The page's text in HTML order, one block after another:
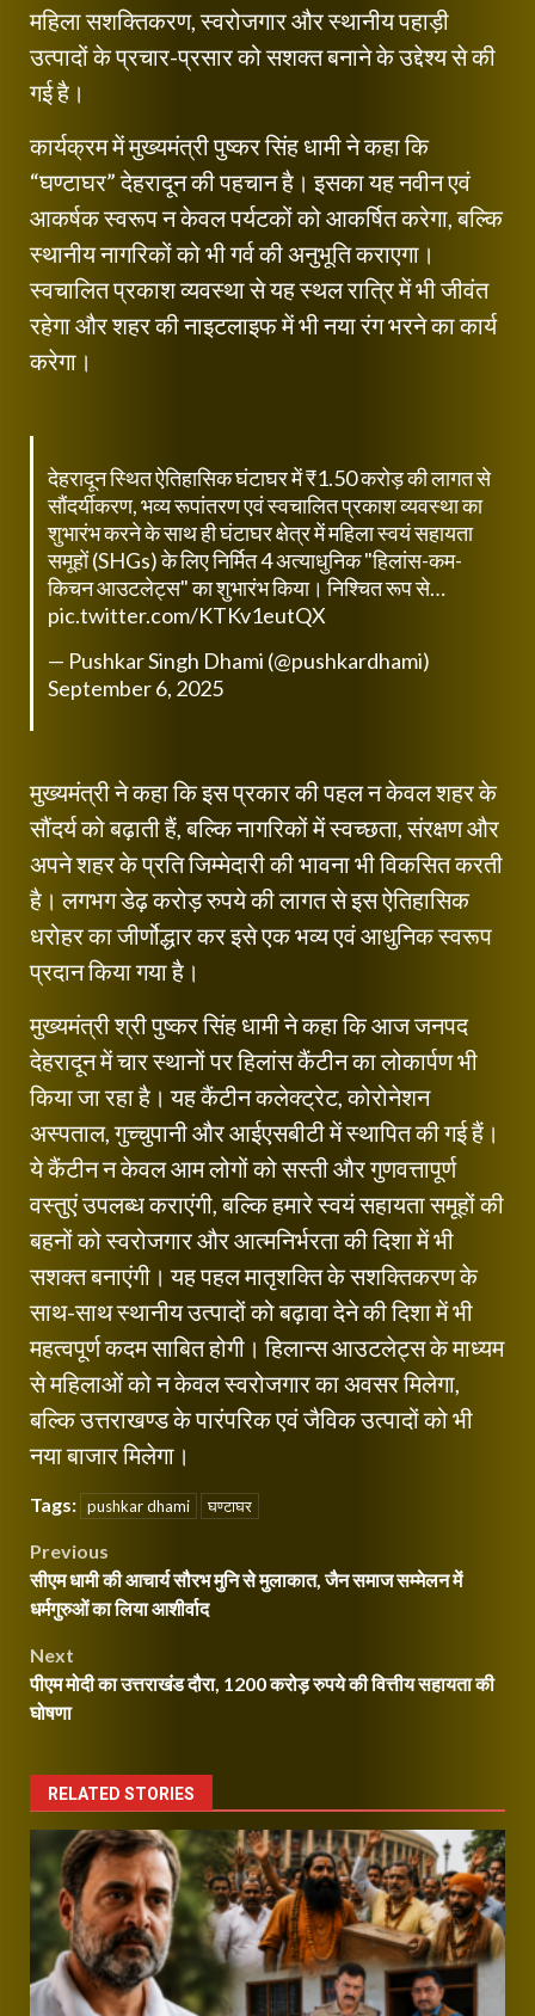
महिला सशक्तिकरण, स्वरोजगार और स्थानीय पहाड़ी
उत्पादों के प्रचार-प्रसार को सशक्त बनाने के उद्देश्य से की
गई है।
कार्यक्रम में मुख्यमंत्री पुष्कर सिंह धामी ने कहा कि
“घण्टाघर” देहरादून की पहचान है। इसका यह नवीन एवं
आकर्षक स्वरूप न केवल पर्यटकों को आकर्षित करेगा, बल्कि
स्थानीय नागरिकों को भी गर्व की अनुभूति कराएगा।
स्वचालित प्रकाश व्यवस्था से यह स्थल रात्रि में भी जीवंत
रहेगा और शहर की नाइटलाइफ में भी नया रंग भरने का कार्य
करेगा।
देहरादून स्थित ऐतिहासिक घंटाघर में ₹1.50 करोड़ की लागत से
सौंदर्यीकरण, भव्य रूपांतरण एवं स्वचालित प्रकाश व्यवस्था का
शुभारंभ करने के साथ ही घंटाघर क्षेत्र में महिला स्वयं सहायता
समूहों (SHGs) के लिए निर्मित 4 अत्याधुनिक "हिलांस-कम-
किचन आउटलेट्स" का शुभारंभ किया। निश्चित रूप से…
pic.twitter.com/KTKv1eutQX
— Pushkar Singh Dhami (@pushkardhami)
September 6, 2025
मुख्यमंत्री ने कहा कि इस प्रकार की पहल न केवल शहर के
सौंदर्य को बढ़ाती हैं, बल्कि नागरिकों में स्वच्छता, संरक्षण और
अपने शहर के प्रति जिम्मेदारी की भावना भी विकसित करती
है। लगभग डेढ़ करोड़ रुपये की लागत से इस ऐतिहासिक
धरोहर का जीर्णोद्धार कर इसे एक भव्य एवं आधुनिक स्वरूप
प्रदान किया गया है।
मुख्यमंत्री श्री पुष्कर सिंह धामी ने कहा कि आज जनपद
देहरादून में चार स्थानों पर हिलांस कैंटीन का लोकार्पण भी
किया जा रहा है। यह कैंटीन कलेक्ट्रेट, कोरोनेशन
अस्पताल, गुच्चुपानी और आईएसबीटी में स्थापित की गई हैं।
ये कैंटीन न केवल आम लोगों को सस्ती और गुणवत्तापूर्ण
वस्तुएं उपलब्ध कराएंगी, बल्कि हमारे स्वयं सहायता समूहों की
बहनों को स्वरोजगार और आत्मनिर्भरता की दिशा में भी
सशक्त बनाएंगी। यह पहल मातृशक्ति के सशक्तिकरण के
साथ-साथ स्थानीय उत्पादों को बढ़ावा देने की दिशा में भी
महत्वपूर्ण कदम साबित होगी। हिलान्स आउटलेट्स के माध्यम
से महिलाओं को न केवल स्वरोजगार का अवसर मिलेगा,
बल्कि उत्तराखण्ड के पारंपरिक एवं जैविक उत्पादों को भी
नया बाजार मिलेगा।
Tags: pushkar dhami घण्टाघर
Post
navigation
Previous
सीएम धामी की आचार्य सौरभ मुनि से मुलाकात, जैन समाज सम्मेलन में
धर्मगुरुओं का लिया आशीर्वाद
Next
पीएम मोदी का उत्तराखंड दौरा, 1200 करोड़ रुपये की वित्तीय सहायता की
घोषणा
RELATED STORIES